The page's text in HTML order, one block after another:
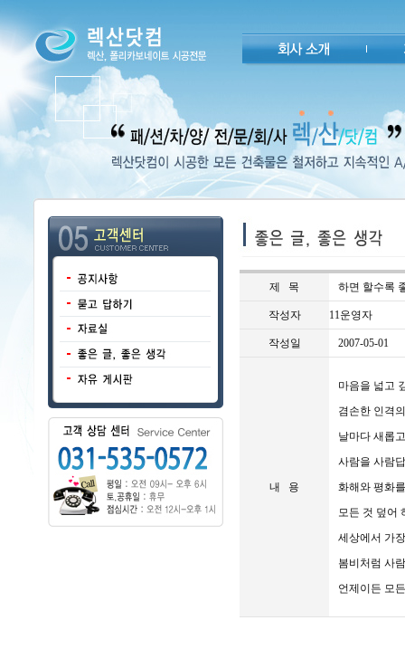
제 목 하면 할수록
작성자 11운영자
작성일 2007-05-01
내 용
마음을 넓고
겸손한 인격
날마다 새롭
사람을 사람
화해와 평화
모든 것 덮어
세상에서 가
봄비처럼 사
언제이든 모